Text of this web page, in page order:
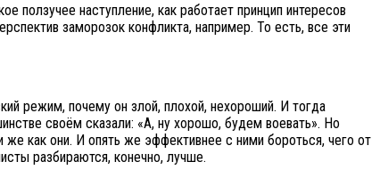
ползучее наступление, как работает принцип интересов
заморозок конфликта, например. То есть, все эти
режим, почему он злой, плохой, нехороший. И тогда
своём сказали: «А, ну хорошо, будем воевать». Но
же как они. И опять же эффективнее с ними бороться, чего от
разбираются, конечно, лучше.